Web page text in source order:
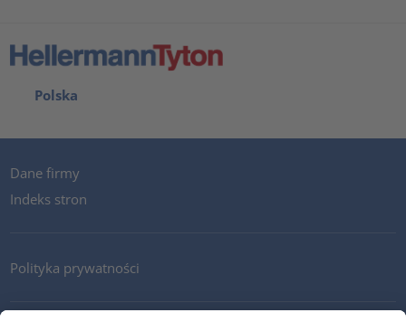
Polska
Dane firmy
Indeks stron
Polityka prywatności